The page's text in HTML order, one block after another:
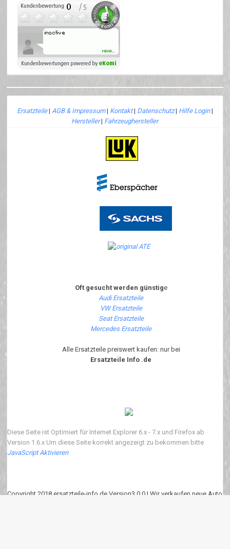
Ersatzteile| AGB & Impressum| Kontakt| Datenschutz| Hilfe Login|
Hersteller| Fahrzeughersteller
Oft gesucht werden günstige
Audi Ersatzteile
VW Ersatzteile
Seat Ersatzteile
Mercedes Ersatzteile
Alle Ersatzteile preiswert kaufen: nur bei
Ersatzteile Info .de
Diese Seite ist Optimiert für Internet Explorer 6.x - 7.x und Firefox ab
Version 1.6.x Um diese Seite korrekt angezeigt zu bekommen bitte
JavaScript Aktivieren
Copyright 2018 ersatzteile-info.de Version3.0.0 | Wir verkaufen neue Auto